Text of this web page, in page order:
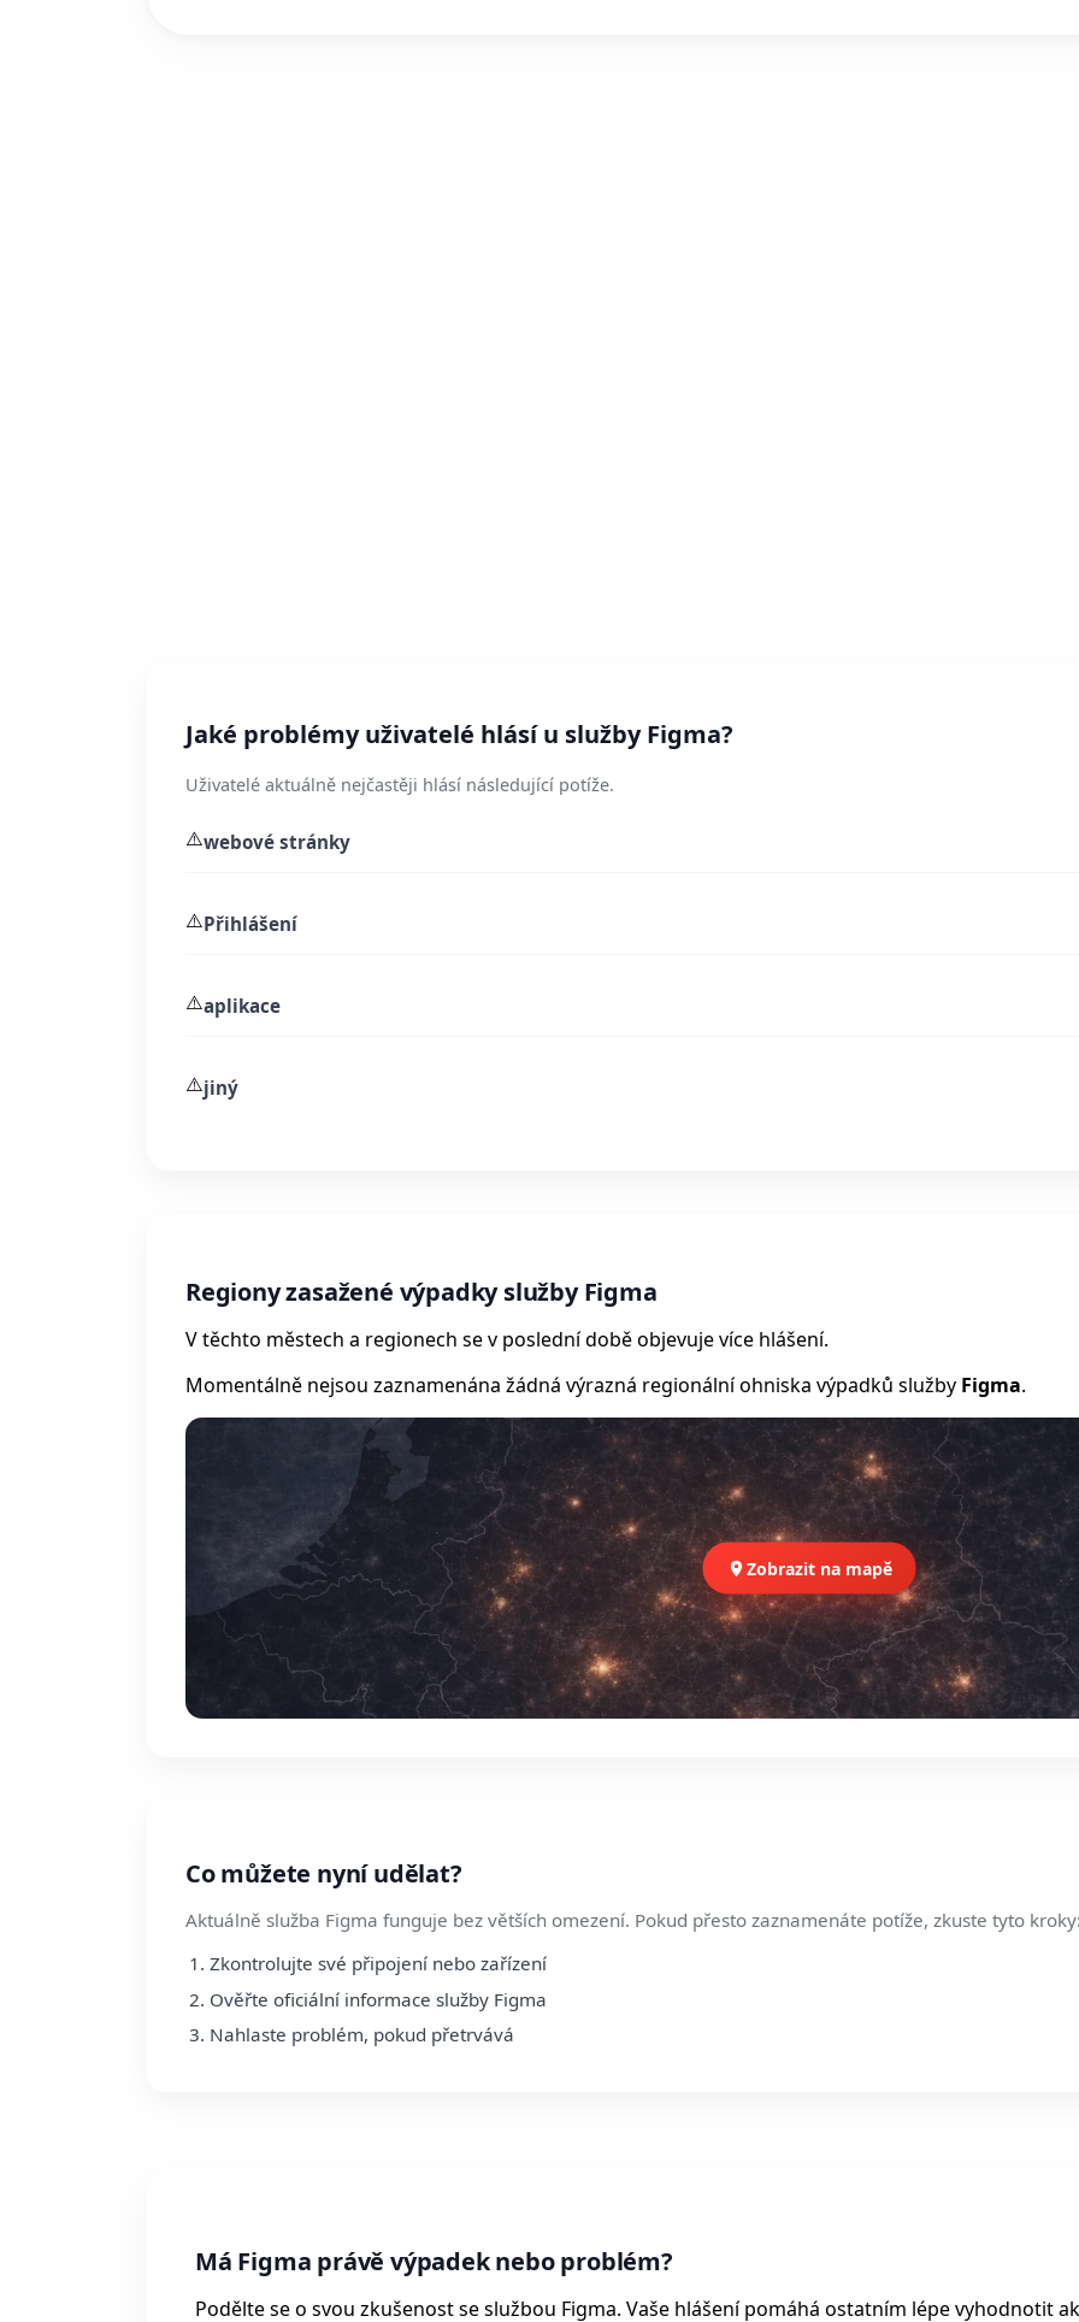
Jaké problémy uživatelé hlásí u služby Figma?
Uživatelé aktuálně nejčastěji hlásí následující potíže.
⚠️webové stránky
⚠️Přihlášení
⚠️aplikace
⚠️jiný
Regiony zasažené výpadky služby Figma
V těchto městech a regionech se v poslední době objevuje více hlášení.
Momentálně nejsou zaznamenána žádná výrazná regionální ohniska výpadků služby Figma.
Zobrazit na mapě
Co můžete nyní udělat?
Aktuálně služba Figma funguje bez větších omezení. Pokud přesto zaznamenáte potíže, zkuste tyto kroky:
Zkontrolujte své připojení nebo zařízení
Ověřte oficiální informace služby Figma
Nahlaste problém, pokud přetrvává
Má Figma právě výpadek nebo problém?
Podělte se o svou zkušenost se službou Figma. Vaše hlášení pomáhá ostatním lépe vyhodnotit